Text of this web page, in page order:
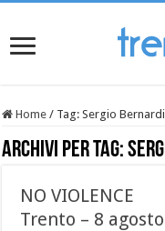
Home / Tag:Sergio Bernardi
Archivi per tag:
NO VIOLENCE
Trento – 8